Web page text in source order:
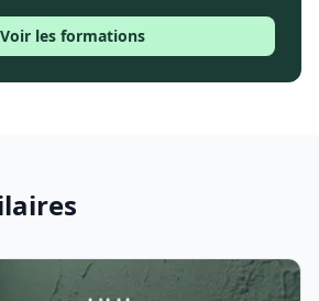
Voir les formations